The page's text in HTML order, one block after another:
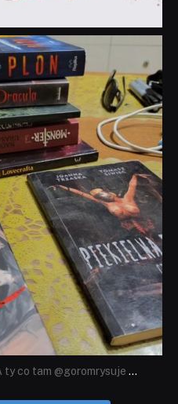
31
co tam @goromrysuje ...